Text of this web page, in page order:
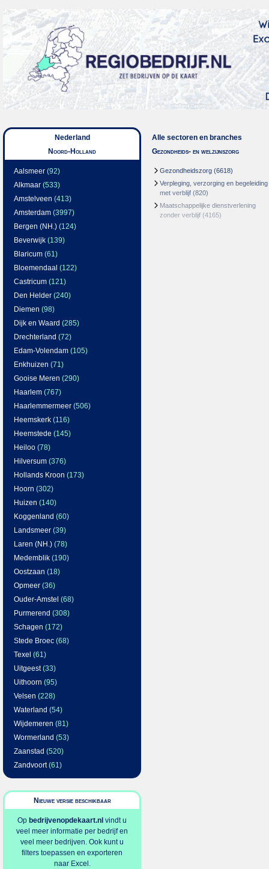
Nederland
Noord-Holland
Aalsmeer (92)
Alkmaar (533)
Amstelveen (413)
Amsterdam (3997)
Bergen (NH.) (124)
Beverwijk (139)
Blaricum (61)
Bloemendaal (122)
Castricum (121)
Den Helder (240)
Diemen (98)
Dijk en Waard (285)
Drechterland (72)
Edam-Volendam (105)
Enkhuizen (71)
Gooise Meren (290)
Haarlem (767)
Haarlemmermeer (506)
Heemskerk (116)
Heemstede (145)
Heiloo (78)
Hilversum (376)
Hollands Kroon (173)
Hoorn (302)
Huizen (140)
Koggenland (60)
Landsmeer (39)
Laren (NH.) (78)
Medemblik (190)
Oostzaan (18)
Opmeer (36)
Ouder-Amstel (68)
Purmerend (308)
Schagen (172)
Stede Broec (68)
Texel (61)
Uitgeest(33)
Uithoorn (95)
Velsen (228)
Waterland (54)
Wijdemeren (81)
Wormerland (53)
Zaanstad (520)
Zandvoort(61)
Nieuwe versie beschikbaar
Op bedrijvenopdekaart.nl vindt u
veel meer informatie per bedrijf en
veel meer bedrijven. Ook kunt u
filters toepassen en exporteren
naar Excel.
Alle sectoren en branches
Gezondheids- en welzijnszorg
Gezondheidszorg (6618)
Verpleging, verzorging en begeleiding
met verblijf (820)
Maatschappelijke dienstverlening
zonder verblijf (4165)